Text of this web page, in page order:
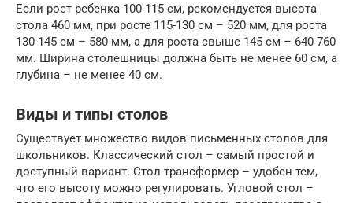
Если рост ребенка 100-115 см, рекомендуется высота
стола 460 мм, при росте 115-130 см – 520 мм, для роста
130-145 см – 580 мм, а для роста свыше 145 см – 640-760
мм. Ширина столешницы должна быть не менее 60 см, а
глубина – не менее 40 см.
Виды и типы столов
Существует множество видов письменных столов для
школьников. Классический стол – самый простой и
доступный вариант. Стол-трансформер – удобен тем,
что его высоту можно регулировать. Угловой стол –